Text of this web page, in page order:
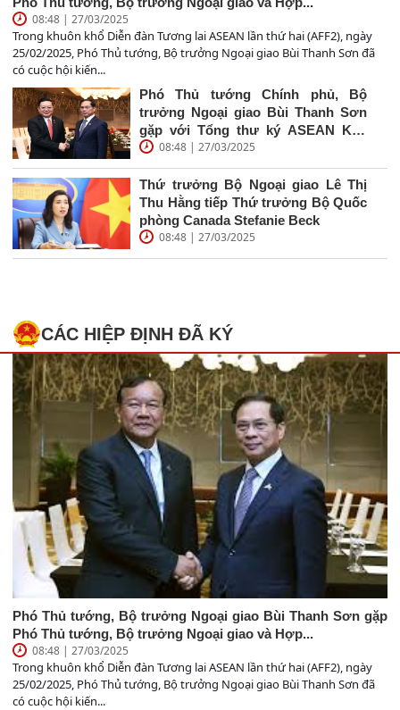
08:48 | 27/03/2025
Trong khuôn khổ Diễn đàn Tương lai ASEAN lần thứ hai (AFF2), ngày
25/02/2025, Phó Thủ tướng, Bộ trưởng Ngoại giao Bùi Thanh Sơn đã
có cuộc hội kiến...
Phó Thủ tướng Chính phủ, Bộ
trưởng Ngoại giao Bùi Thanh Sơn
gặp với Tổng thư ký ASEAN Kao
Kim Hourn
08:48 | 27/03/2025
Thứ trưởng Bộ Ngoại giao Lê Thị
Thu Hằng tiếp Thứ trưởng Bộ Quốc
phòng Canada Stefanie Beck
08:48 | 27/03/2025
CÁC HIỆP ĐỊNH ĐÃ KÝ
Phó Thủ tướng, Bộ trưởng Ngoại giao Bùi Thanh Sơn gặp
Phó Thủ tướng, Bộ trưởng Ngoại giao và Hợp...
08:48 | 27/03/2025
Trong khuôn khổ Diễn đàn Tương lai ASEAN lần thứ hai (AFF2), ngày
25/02/2025, Phó Thủ tướng, Bộ trưởng Ngoại giao Bùi Thanh Sơn đã
có cuộc hội kiến...